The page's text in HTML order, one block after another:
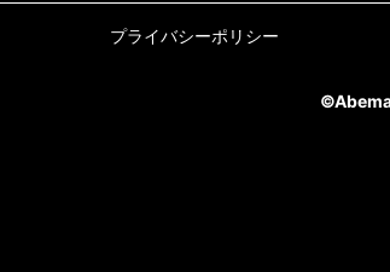
プライバシーポリシー